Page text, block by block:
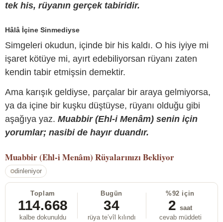
tek his, rüyanın gerçek tabiridir.
Hâlâ İçine Sinmediyse
Simgeleri okudun, içinde bir his kaldı. O his iyiye mi
işaret kötüye mi, ayırt edebiliyorsan rüyanı zaten
kendin tabir etmişsin demektir.
Ama karışık geldiyse, parçalar bir araya gelmiyorsa,
ya da içine bir kuşku düştüyse, rüyanı olduğu gibi
aşağıya yaz. Muabbir (Ehl-i Menâm) senin için
yorumlar; nasibi de hayır duandır.
Muabbir (Ehl-i Menâm) Rüyalarınızı Bekliyor
dinleniyor
Toplam
114.668
kalbe dokunuldu
Bugün
34
rüya te’vîl kılındı
%92 için
2 saat
cevab müddeti